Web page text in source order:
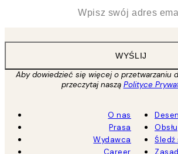
WYŚLIJ
Aby dowiedzieć się więcej o przetwarzaniu
przeczytaj naszą Polityce
O nas
Prasa
Wydawca
Śledź